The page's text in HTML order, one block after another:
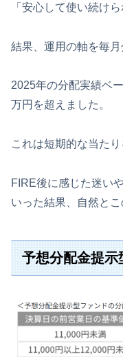
「安心して使い続けら
結果、運用の軸を毎月
2025年の分配実績ベ
万円を超えました。
これは短期的な当た
FIRE後に感じた迷い
いった結果、自然と
予想分配金提示